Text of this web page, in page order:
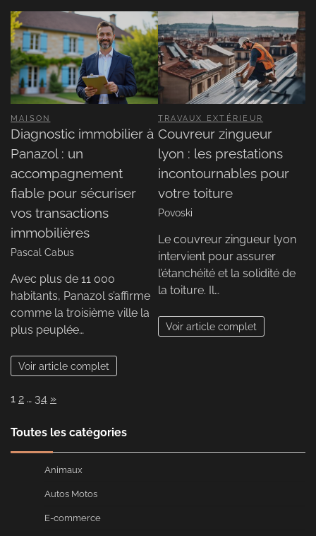
MAISON
Diagnostic immobilier à
Panazol : un
accompagnement
fiable pour sécuriser
vos transactions
immobilières
Pascal Cabus
Avec plus de 11 000
habitants, Panazol s’affirme
comme la troisième ville la
plus peuplée…
Voir article complet
TRAVAUX EXTÉRIEUR
Couvreur zingueur
lyon : les prestations
incontournables pour
votre toiture
Povoski
Le couvreur zingueur lyon
intervient pour assurer
l’étanchéité et la solidité de
la toiture. Il…
Voir article complet
Page:
1 2 … 34 Next
»
Toutes les catégories
Animaux
Autos Motos
E-commerce